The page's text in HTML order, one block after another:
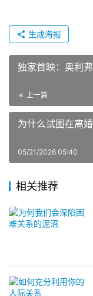
生成海报
独家首映：奥利
上一篇
为什么试图在离
05/21/2026 05:40
相关推荐